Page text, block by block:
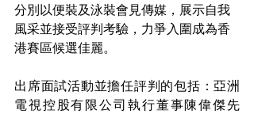
分別以便裝及泳裝會見傳媒，展示自我
風采並接受評判考驗，力爭入圍成為香
港賽區候選佳麗。
出席面試活動並擔任評判的包括：亞洲
電視控股有限公司執行董事陳偉傑先